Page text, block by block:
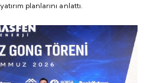
planlarını anlattı.